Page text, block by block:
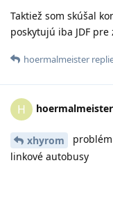
Taktiež som skúšal
poskytujú iba JDF
hoermalmeister
H hoermalmeister
xhyrom
linkové autobusy